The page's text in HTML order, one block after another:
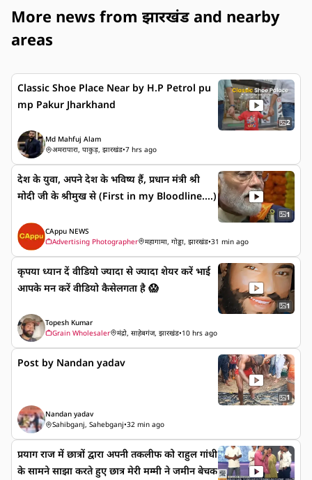
More news from झारखंड and nearby
areas
Classic Shoe Place Near by H.P Petrol pu
mp Pakur Jharkhand
2
Md Mahfuj Alam
अमरापारा, पाकुड़, झारखंड•7 hrs ago
देश के युवा, अपने देश के भविष्य हैं, प्रधान मंत्री श्री
मोदी जी के श्रीमुख से (First in my Bloodline....)
1
CAppu NEWS
Advertising Photographer
महागामा, गोड्डा, झारखंड•31 min ago
कृपया ध्यान दें वीडियो ज्यादा से ज्यादा शेयर करें भाई
आपके मन करें वीडियो कैसेलगता है 😱
1
Topesh Kumar
Grain Wholesaler
मंद्रो, साहेबगंज, झारखंड•10 hrs ago
Post by Nandan yadav
1
Nandan yadav
Sahibganj, Sahebganj•32 min ago
प्रयाग राज में छात्रों द्वारा अपनी तकलीफ को राहुल गांधी
के सामने साझा करते हुए छात्र मेरी मम्मी ने जमीन बेचक